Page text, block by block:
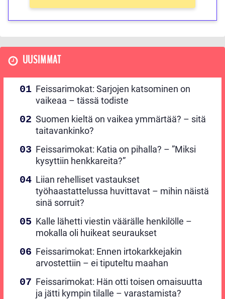
UUSIMMAT
Feissarimokat: Sarjojen katsominen on
vaikeaa – tässä todiste
Suomen kieltä on vaikea ymmärtää? – sitä
taitavankinko?
Feissarimokat: Katia on pihalla? – ”Miksi
kysyttiin henkkareita?”
Liian rehelliset vastaukset
työhaastattelussa huvittavat – mihin näistä
sinä sorruit?
Kalle lähetti viestin väärälle henkilölle –
mokalla oli huikeat seuraukset
Feissarimokat: Ennen irtokarkkejakin
arvostettiin – ei tiputeltu maahan
Feissarimokat: Hän otti toisen omaisuutta
ja jätti kympin tilalle – varastamista?